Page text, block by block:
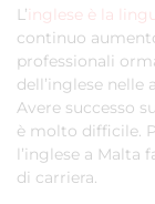
L’ inglese è la
continuo
professionali
dell’inglese
Avere successo
è molto difficile.
l’inglese a Malta
di carriera.